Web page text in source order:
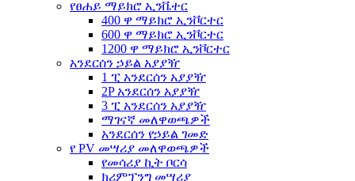
የፀሐይ ማይክሮ ኢንቬተር
400 ዋ ማይክሮ ኢንቮርተር
600 ዋ ማይክሮ ኢንቮርተር
1200 ዋ ማይክሮ ኢንቮርተር
አንደርሰን ኃይል አያያዥ
1 ፒ አንደርሰን አያያዥ
2P አንደርሰን አያያዥ
3 ፒ አንደርሰን አያያዥ
ማገናኛ መለዋወጫዎች
አንደርሰን የኃይል ገመድ
የ PV መሣሪያ መለዋወጫዎች
የመሳሪያ ኪት ቦርሳ
ክሪምፕንግ መሣሪያ